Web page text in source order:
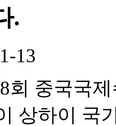
.
13
회 중국국
상하이 국